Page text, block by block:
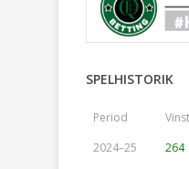
SPELHISTORIK
Period Vinst
2024–25
264